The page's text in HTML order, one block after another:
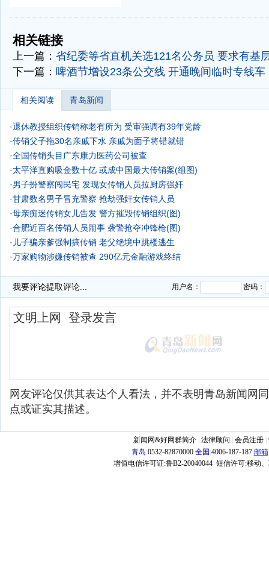
-
相关链接
上一篇： 省纪委等省直机关选121名公务员 要求有基
下一篇： 啤酒节增设23条公交线 开通晚间临时专线车
相关阅读 青岛新闻
·退休教授组织传销称老有所为 受审强调有39年党龄
·传销父子拖30名亲戚下水 亲戚为面子将错就错
·全国传销头目广东康力医药公司被查
·太平洋直购吸金数十亿 或成中国最大传销案(组图)
·男子扮警察闯民宅 发现女传销人员拉厨房强奸
·甘肃数名男子冒充警察 抢劫强奸女传销人员
·母亲痴迷传销女儿告发 警方摧毁传销组织(图)
·合肥近百名传销人员闹事 袭警抢夺冲锋枪(图)
· 儿子骗亲爹强制搞传销 老父绝境中跳楼逃生
·万家购物涉嫌传销被查 290亿元金融游戏终结
我要评论提取评论... 用户名： 密码：
网友评论仅供其表达个人看法，并不表明青岛新闻网
点或证实其描述。